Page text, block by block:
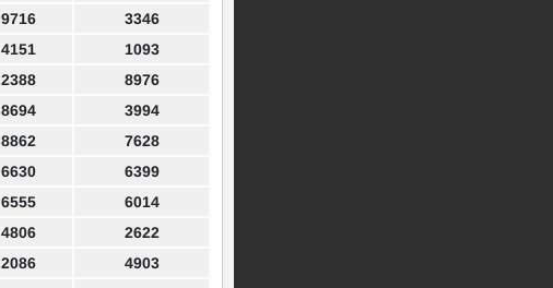
9716
3346
4151
1093
2388
8976
8694
3994
8862
7628
6630
6399
6555
6014
4806
2622
2086
4903